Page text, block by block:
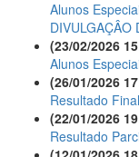
Alunos
DIVULGAÇÂO
(23/02/2026
Alunos
(26/01/2026
Resultado
(22/01/2026
Resultado